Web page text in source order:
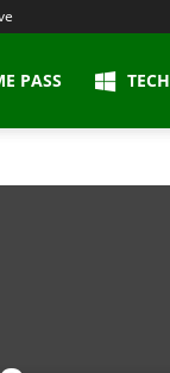
PASS TECH